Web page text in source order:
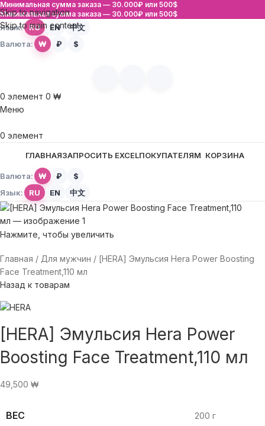
Skip to navigation
Skip to main content
Минимальная сумма заказа — 30.000₽ или 500$
Минимальная сумма заказа — 30.000₽ или 500$
Язык: RU EN
中文
Валюта:
₩ ₽ $
0 элемент 0 ₩
Меню
0 элемент
ГЛАВНАЯЗАПРОСИТЬ EXCELПОКУПАТЕЛЯМ КОРЗИНА
Валюта: ₩ ₽
$
Язык:
RU EN 中文
Нажмите, чтобы увеличить
Главная Для мужчин
[HERA] Эмульсия Hera Power Boosting
Face Treatment,110 мл
Назад к товарам
[HERA] Эмульсия Hera Power
Boosting Face Treatment,110 мл
49,500 ₩
ВЕС 200 г